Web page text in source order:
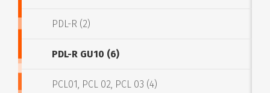
PDL-R (2)
PDL-R GU10 (6)
PCL01, PCL 02, PCL 03 (4)